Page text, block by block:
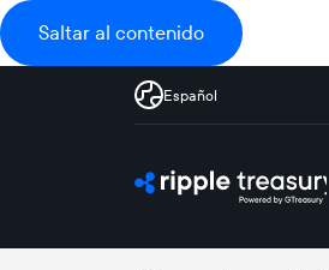
Saltar al contenido
Español